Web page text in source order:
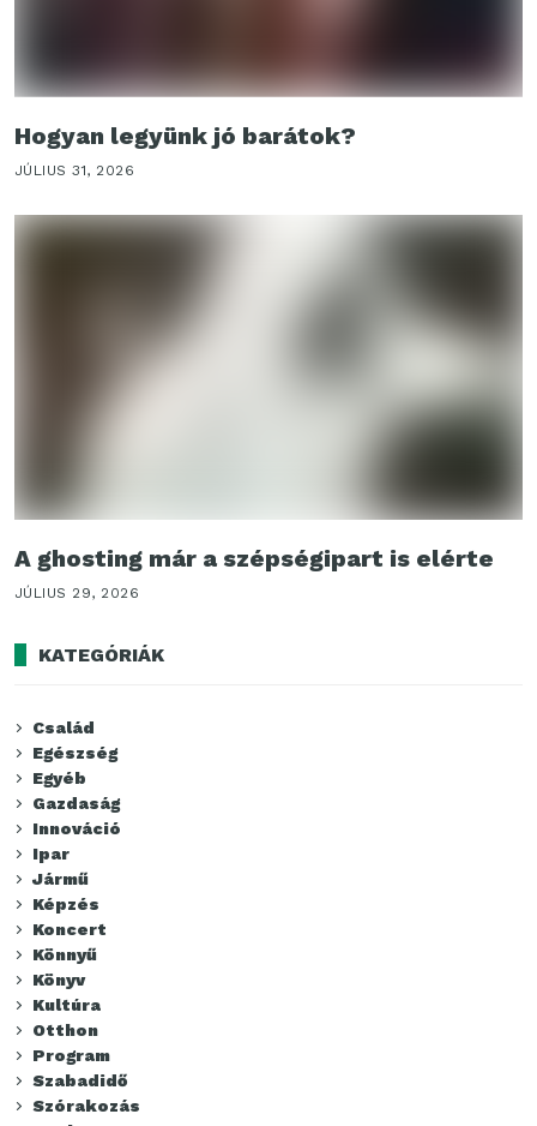
Hogyan legyünk jó barátok?
JÚLIUS 31, 2026
A ghosting már a szépségipart is elérte
JÚLIUS 29, 2026
KATEGÓRIÁK
Család
Egészség
Egyéb
Gazdaság
Innováció
Ipar
Jármű
Képzés
Koncert
Könnyű
Könyv
Kultúra
Otthon
Program
Szabadidő
Szórakozás